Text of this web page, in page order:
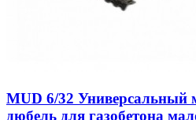
MUD 6/32 Универсальный
дюбель для газобетона